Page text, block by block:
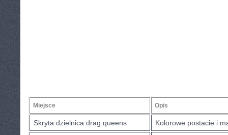
Miejsce Opis
Skryta dzielnica drag queens Kolorowe postacie ⁢i